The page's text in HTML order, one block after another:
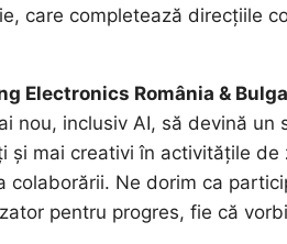
care completează direcțiile
Electronics România &
nou, inclusiv AI, să devină un
mai creativi în activitățile de
colaborării. Ne dorim ca
pentru progres, fie că